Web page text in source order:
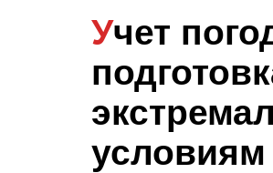
Учет погоды и
условиям